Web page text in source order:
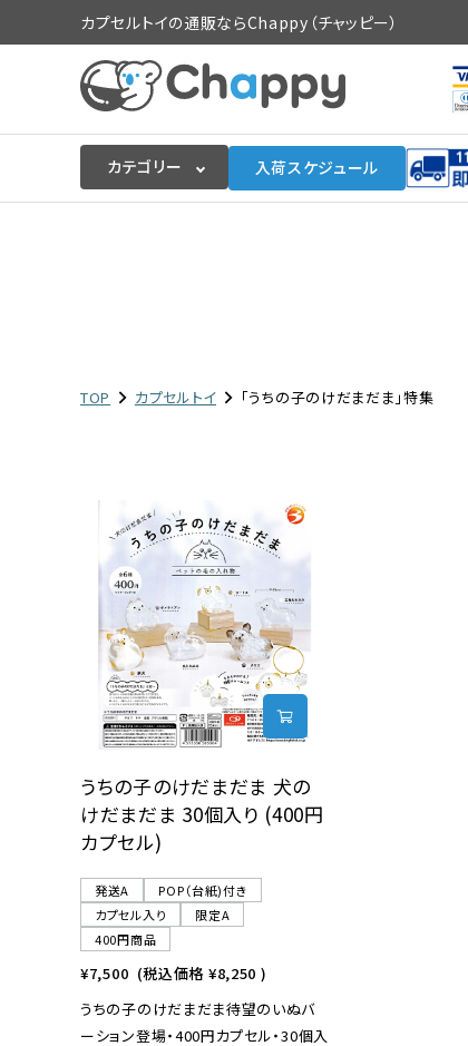
カプセルトイの通販ならChappy（チャッピー）
カテゴリー 入荷スケジュール
レンタル
景品・玩具・文具
販促用カプセルトイ
ご利用ガイド
06-6282-7659
TOP カプセルトイ 「うちの子のけだまだま」特集
うちの子のけだまだま 犬の
けだまだま 30個入り (400円
カプセル)
発送A
POP（台紙)付き
カプセル入り
限定A
400円商品
¥7,500 (税込価格 ¥8,250 )
うちの子のけだまだま待望のいぬバ
ーション登場・400円カプセル・30個入